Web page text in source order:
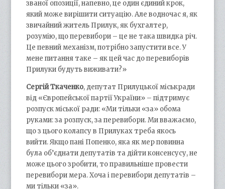
званої опозиції, напевно, це один єдиний крок,
який може вирішити ситуацію. Але водночас я, як
звичайний житель Прилук, як бухгалтер,
розумію, що перевибори – це не така швидка річ.
Це певний механізм, потрібно запустити все. У
мене питання таке – як цей час до перевиборів
Прилуки будуть виживати?»
Сергій Ткаченко, депутат Прилуцької міськради
від «Європейської партії України» – підтримує
розпуск міської ради: «Ми тільки «за» обома
руками: за розпуск, за перевибори. Ми вважаємо,
що з цього колапсу в Прилуках треба якось
вийти. Якщо пані Попенко, яка як мер повинна
була об’єднати депутатів та дійти консенсусу, не
може цього зробити, то правильніше провести
перевибори мера. Хоча і перевибори депутатів –
ми тільки «за».